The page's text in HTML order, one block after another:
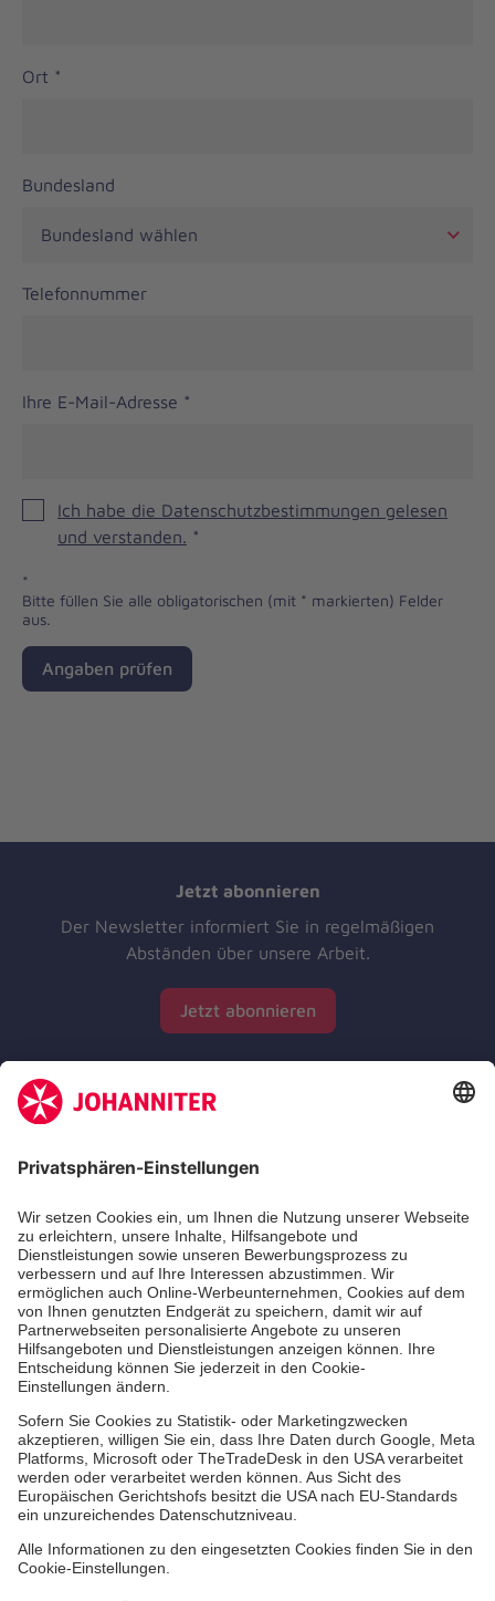
Ort *
Bundesland
Telefonnummer
Ihre E-Mail-Adresse *
Ich habe die Datenschutzbestimmungen gelesen
und verstanden. *
*
Bitte füllen Sie alle obligatorischen (mit * markierten) Felder
aus.
Angaben prüfen
Jetzt abonnieren
Der Newsletter informiert Sie in regelmäßigen
Abständen über unsere Arbeit.
Jetzt abonnieren
Zertifizierung der Johanniter-Unfall-Hilfe e.V.
Die Johanniter GmbH führt das Spendenzertifikat
des Deutschen Spendenrats e.V.
Dienste & Leistungen
Mitarbeiten & Lernen